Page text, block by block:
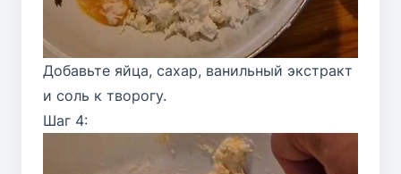
Добавьте яйца, сахар, ванильный экстракт
и соль к творогу.
Шаг 4: